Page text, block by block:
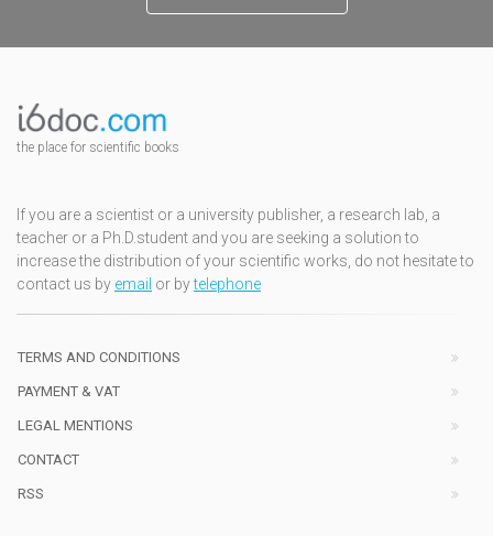
the place for scientific books
If you are a scientist or a university publisher, a research lab, a
teacher or a Ph.D.student and you are seeking a solution to
increase the distribution of your scientific works, do not hesitate to
contact us by email or bytelephone
TERMS AND CONDITIONS
PAYMENT & VAT
LEGAL MENTIONS
CONTACT
RSS